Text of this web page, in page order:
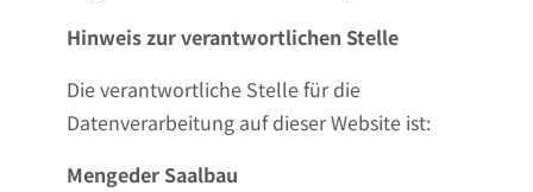
Hinweis zur verantwortlichen Stelle
Die verantwortliche Stelle für die
Datenverarbeitung auf dieser Website ist:
Mengeder Saalbau